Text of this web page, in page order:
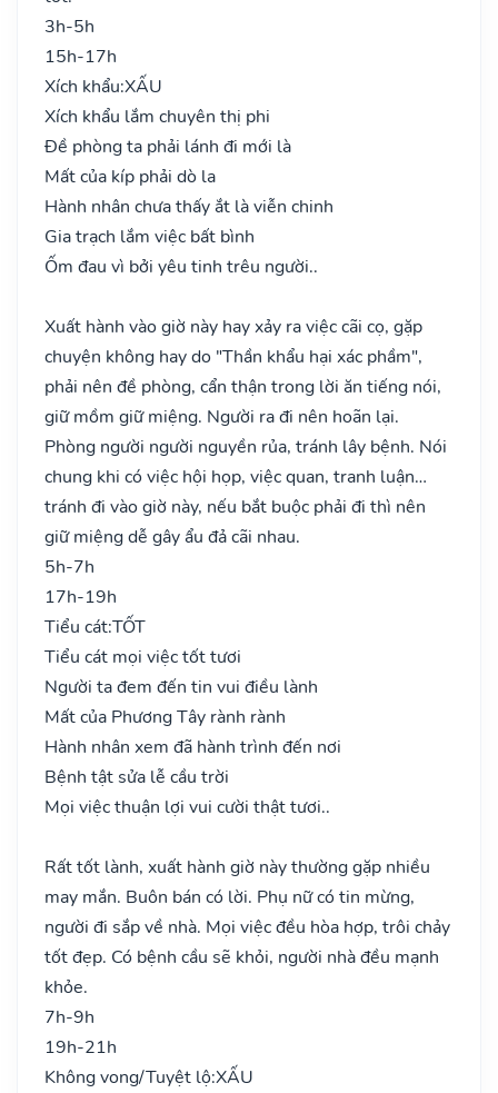
3h-5h
15h-17h
Xích khẩu:XẤU
Xích khẩu lắm chuyên thị phi
Đề phòng ta phải lánh đi mới là
Mất của kíp phải dò la
Hành nhân chưa thấy ắt là viễn chinh
Gia trạch lắm việc bất bình
Ốm đau vì bởi yêu tinh trêu người..
Xuất hành vào giờ này hay xảy ra việc cãi cọ, gặp
chuyện không hay do "Thần khẩu hại xác phầm",
phải nên đề phòng, cẩn thận trong lời ăn tiếng nói,
giữ mồm giữ miệng. Người ra đi nên hoãn lại.
Phòng người người nguyền rủa, tránh lây bệnh. Nói
chung khi có việc hội họp, việc quan, tranh luận…
tránh đi vào giờ này, nếu bắt buộc phải đi thì nên
giữ miệng dễ gây ẩu đả cãi nhau.
5h-7h
17h-19h
Tiểu cát:TỐT
Tiểu cát mọi việc tốt tươi
Người ta đem đến tin vui điều lành
Mất của Phương Tây rành rành
Hành nhân xem đã hành trình đến nơi
Bệnh tật sửa lễ cầu trời
Mọi việc thuận lợi vui cười thật tươi..
Rất tốt lành, xuất hành giờ này thường gặp nhiều
may mắn. Buôn bán có lời. Phụ nữ có tin mừng,
người đi sắp về nhà. Mọi việc đều hòa hợp, trôi chảy
tốt đẹp. Có bệnh cầu sẽ khỏi, người nhà đều mạnh
khỏe.
7h-9h
19h-21h
Không vong/Tuyệt lộ:XẤU